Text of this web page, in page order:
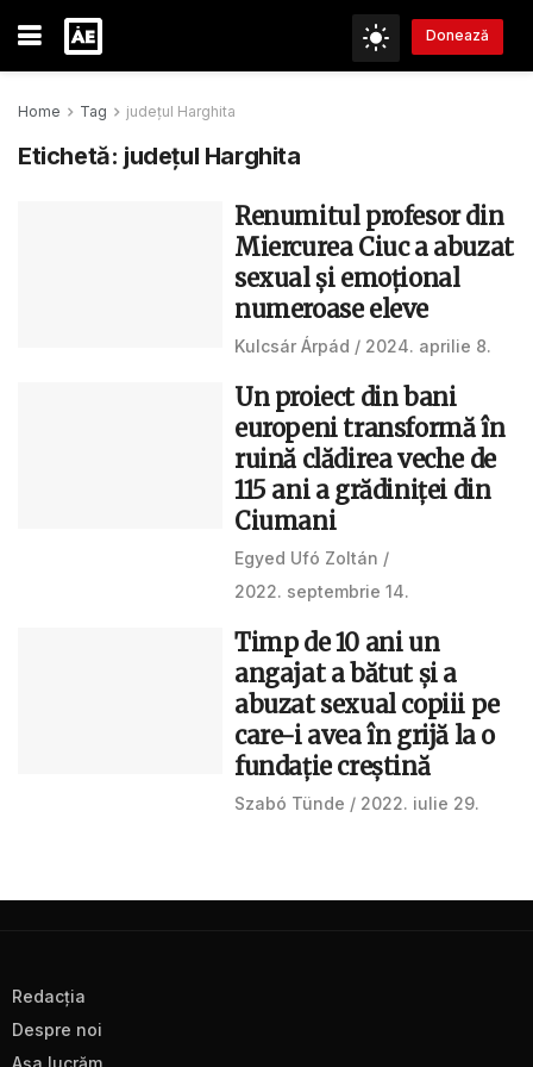
Donează
Home Tag județul Harghita
Etichetă: județul Harghita
Renumitul profesor din
Miercurea Ciuc a abuzat
sexual și emoțional
numeroase eleve
Kulcsár Árpád 2024. aprilie 8.
Un proiect din bani
europeni transformă în
ruină clădirea veche de
115 ani a grădiniței din
Ciumani
Egyed Ufó Zoltán
2022. septembrie 14.
Timp de 10 ani un
angajat a bătut și a
abuzat sexual copiii pe
care-i avea în grijă la o
fundație creștină
Szabó Tünde 2022. iulie 29.
Redacţia
Despre noi
Aşa lucrăm